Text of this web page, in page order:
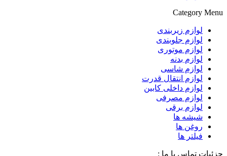
Category Menu
لوازم زیربندی
لوازم جلوبندی
لوازم موتوری
لوازم بدنه
لوازم شاسی
لوازم انتقال قدرت
لوازم داخلی کابین
لوازم مصرفی
لوازم برقی
شیشه ها
روغن ها
فیلتر ها
جزئیات تماس با ما :